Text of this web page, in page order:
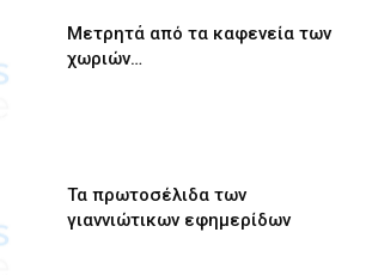
Μετρητά από τα καφενεία των
χωριών…
Τα πρωτοσέλιδα των
γιαννιώτικων εφημερίδων